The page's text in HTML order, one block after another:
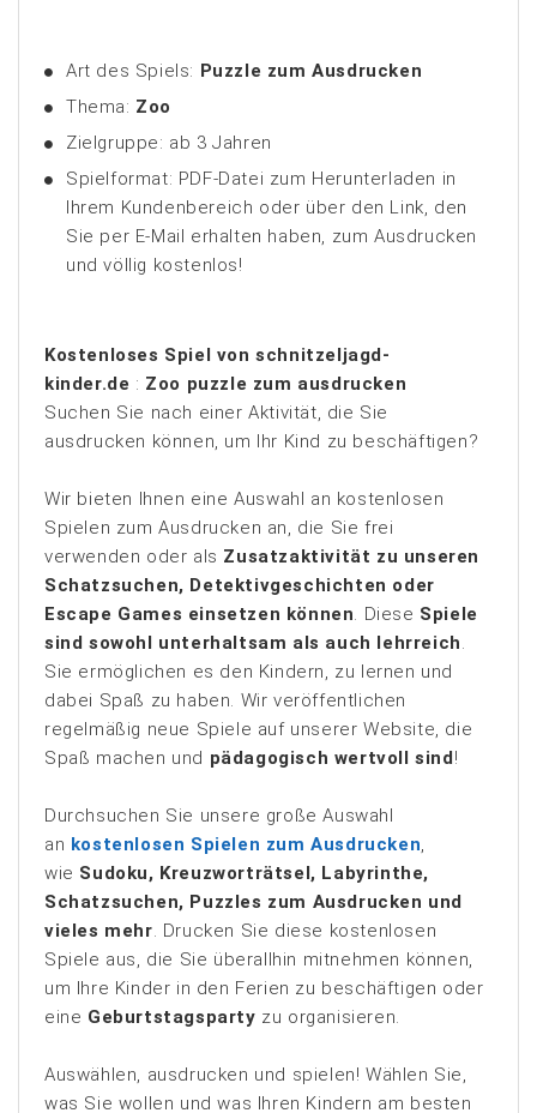
Art des Spiels: Puzzle zum Ausdrucken
Thema: Zoo
Zielgruppe: ab 3 Jahren
Spielformat: PDF-Datei zum Herunterladen in
Ihrem Kundenbereich oder über den Link, den
Sie per E-Mail erhalten haben, zum Ausdrucken
und völlig kostenlos!
Kostenloses Spiel von schnitzeljagd-
kinder.de : Zoo puzzle zum ausdrucken
Suchen Sie nach einer Aktivität, die Sie
ausdrucken können, um Ihr Kind zu beschäftigen?
Wir bieten Ihnen eine Auswahl an kostenlosen
Spielen zum Ausdrucken an, die Sie frei
verwenden oder als Zusatzaktivität zu unseren
Schatzsuchen, Detektivgeschichten oder
Escape Games einsetzen können. Diese Spiele
sind sowohl unterhaltsam als auch lehrreich.
Sie ermöglichen es den Kindern, zu lernen und
dabei Spaß zu haben. Wir veröffentlichen
regelmäßig neue Spiele auf unserer Website, die
Spaß machen und pädagogisch wertvoll sind!
Durchsuchen Sie unsere große Auswahl
an kostenlosen Spielen zum Ausdrucken,
wie Sudoku, Kreuzworträtsel, Labyrinthe,
Schatzsuchen, Puzzles zum Ausdrucken und
vieles mehr. Drucken Sie diese kostenlosen
Spiele aus, die Sie überallhin mitnehmen können,
um Ihre Kinder in den Ferien zu beschäftigen oder
eine Geburtstagsparty zu organisieren.
Auswählen, ausdrucken und spielen! Wählen Sie,
was Sie wollen und was Ihren Kindern am besten